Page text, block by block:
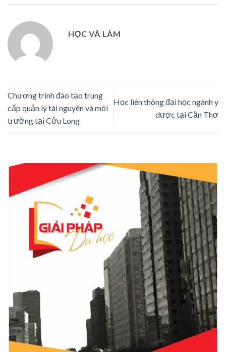
HỌC VÀ LÀM
Chương trình đào tạo trung
cấp quản lý tài nguyên và môi
trường tại Cửu Long
Học liên thông đại học ngành y
dược tại Cần Thơ